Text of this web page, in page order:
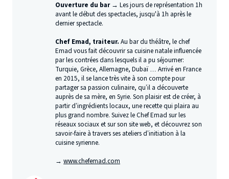
Ouverture du bar → Les jours de représentation 1h
avant le début des spectacles, jusqu'à 1h après le
dernier spectacle.
Chef Emad, traiteur.Au bar du théâtre, le chef
Emad vous fait découvrir sa cuisine natale influencée
par les contrées dans lesquels il a pu séjourner:
Turquie, Grèce, Allemagne, Dubaï … Arrivé en France
en 2015, il se lance très vite à son compte pour
partager sa passion culinaire, qu’il a découverte
auprès de sa mère, en Syrie. Son plaisir est de créer, à
partir d’ingrédients locaux, une recette qui plaira au
plus grand nombre. Suivez le Chef Emad sur les
réseaux sociaux et sur son site web, et découvrez son
savoir-faire à travers ses ateliers d’initiation à la
cuisine syrienne.
→www​.chefe​mad​.com